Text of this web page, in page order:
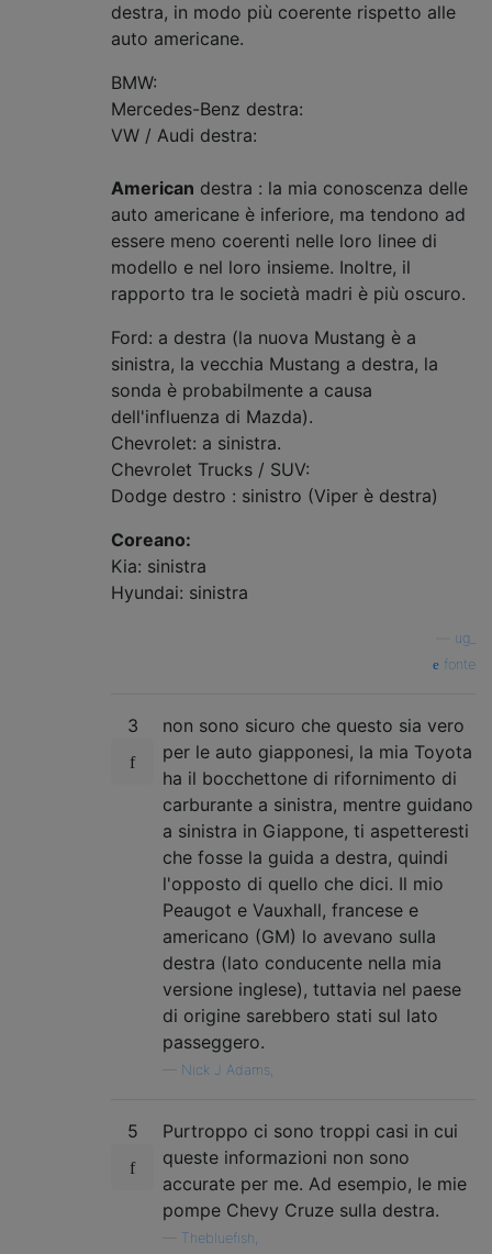
destra, in modo più coerente rispetto alle
auto americane.
BMW:
Mercedes-Benz destra:
VW / Audi destra:
American destra : la mia conoscenza delle
auto americane è inferiore, ma tendono ad
essere meno coerenti nelle loro linee di
modello e nel loro insieme. Inoltre, il
rapporto tra le società madri è più oscuro.
Ford: a destra (la nuova Mustang è a
sinistra, la vecchia Mustang a destra, la
sonda è probabilmente a causa
dell'influenza di Mazda).
Chevrolet: a sinistra.
Chevrolet Trucks / SUV:
Dodge destro : sinistro (Viper è destra)
Coreano:
Kia: sinistra
Hyundai: sinistra
ug_
fonte
3
non sono sicuro che questo sia vero
per le auto giapponesi, la mia Toyota
ha il bocchettone di rifornimento di
carburante a sinistra, mentre guidano
a sinistra in Giappone, ti aspetteresti
che fosse la guida a destra, quindi
l'opposto di quello che dici. Il mio
Peaugot e Vauxhall, francese e
americano (GM) lo avevano sulla
destra (lato conducente nella mia
versione inglese), tuttavia nel paese
di origine sarebbero stati sul lato
passeggero.
Nick J Adams,
5
Purtroppo ci sono troppi casi in cui
queste informazioni non sono
accurate per me. Ad esempio, le mie
pompe Chevy Cruze sulla destra.
Thebluefish,